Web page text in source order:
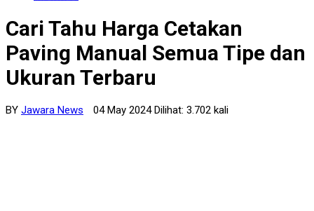
Cari Tahu Harga Cetakan
Paving Manual Semua Tipe dan
Ukuran Terbaru
BY Jawara News 04 May 2024 Dilihat: 3.702 kali